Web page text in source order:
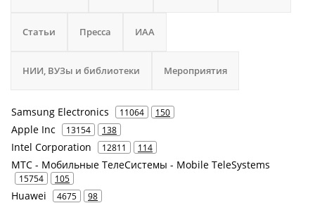
Статьи Пресса ИАА
НИИ, ВУЗы и библиотеки Мероприятия
Samsung Electronics 11064 150
Apple Inc 13154 138
Intel Corporation 12811 114
МТС - Мобильные ТелеСистемы - Mobile TeleSystems
15754 105
Huawei 4675 98